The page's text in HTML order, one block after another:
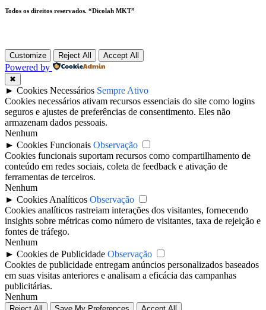
Todos os direitos reservados. “Dicolah MKT”
Customize Reject All Accept All
Powered by
✖
► Cookies Necessários Sempre Ativo
Cookies necessários ativam recursos essenciais do site como logins
seguros e ajustes de preferências de consentimento. Eles não
armazenam dados pessoais.
Nenhum
► Cookies Funcionais Observação
Cookies funcionais suportam recursos como compartilhamento de
conteúdo em redes sociais, coleta de feedback e ativação de
ferramentas de terceiros.
Nenhum
► Cookies Analíticos Observação
Cookies analíticos rastreiam interações dos visitantes, fornecendo
insights sobre métricas como número de visitantes, taxa de rejeição e
fontes de tráfego.
Nenhum
► Cookies de Publicidade Observação
Cookies de publicidade entregam anúncios personalizados baseados
em suas visitas anteriores e analisam a eficácia das campanhas
publicitárias.
Nenhum